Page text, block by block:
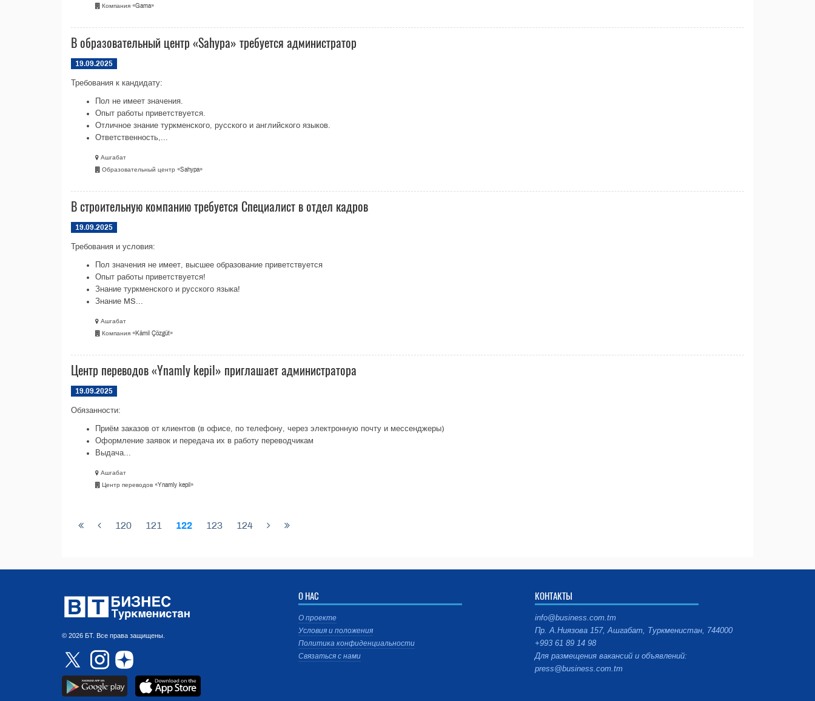
Компания «Gama»
В образовательный центр «Sahypa» требуется администратор
19.09.2025
Требования к кандидату:
Пол не имеет значения.
Опыт работы приветствуется.
Отличное знание туркменского, русского и английского языков.
Ответственность,...
Ашгабат
Образовательный центр «Sahypa»
В строительную компанию требуется Специалист в отдел кадров
19.09.2025
Требования и условия:
Пол значения не имеет, высшее образование приветствуется
Опыт работы приветствуется!
Знание туркменского и русского языка!
Знание MS...
Ашгабат
Компания «Kämil Çözgüt»
Центр переводов «Ynamly kepil» приглашает администратора
19.09.2025
Обязанности:
Приём заказов от клиентов (в офисе, по телефону, через электронную почту и мессенджеры)
Оформление заявок и передача их в работу переводчикам
Выдача...
Ашгабат
Центр переводов «Ynamly kepil»
120 121 122 123 124
© 2026 БТ. Все права защищены.
О НАС
О проекте
Условия и положения
Политика конфиденциальности
Связаться с нами
КОНТАКТЫ
info@business.com.tm
Пр. А.Ниязова 157, Ашгабат, Туркменистан, 744000
+993 61 89 14 98
Для размещения вакансий и объявлений:
press@business.com.tm